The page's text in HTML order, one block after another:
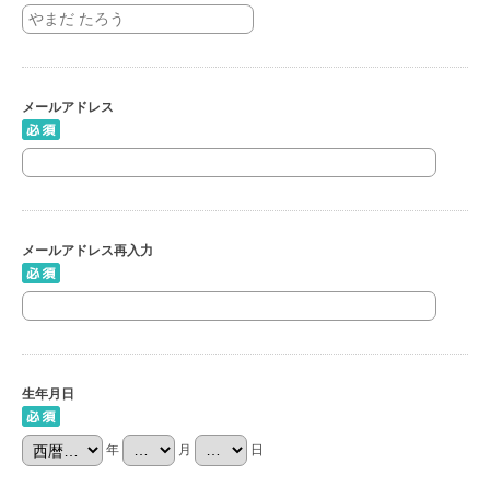
メールアドレス
メールアドレス再入力
生年月日
年 月 日